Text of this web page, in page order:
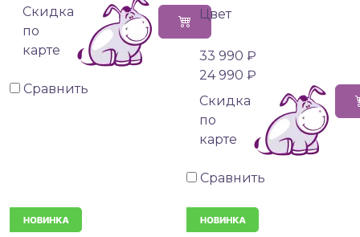
Cкидка
по
карте
Сравнить
Цвет
33 990 ₽
24 990 ₽
Cкидка
по
карте
Сравнить